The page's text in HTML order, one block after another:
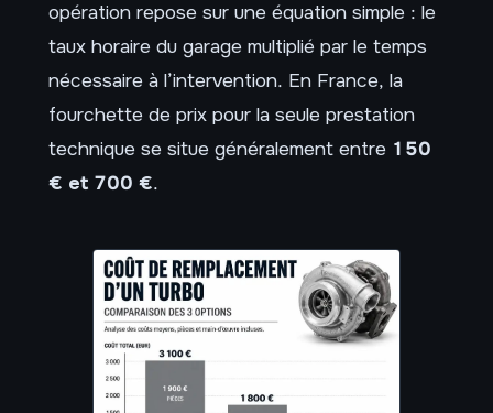
opération repose sur une équation simple : le
taux horaire du garage multiplié par le temps
nécessaire à l’intervention. En France, la
fourchette de prix pour la seule prestation
technique se situe généralement entre 150
€ et 700 €.